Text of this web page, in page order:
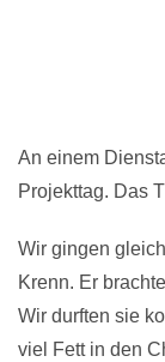
An einem
Projekttag. Das
Wir gingen
Krenn. Er
Wir durften sie
viel Fett in den